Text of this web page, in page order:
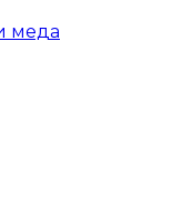
меда